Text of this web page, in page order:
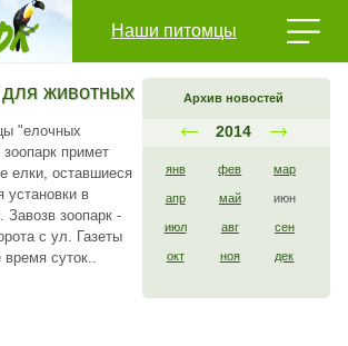
Наши питомцы
Архив новостей
2014
янв фев мар
апр май июн
июл авг сен
окт ноя дек
животных
"елочных
примет
елки, оставшиеся
установки в
Завозв зоопарк -
с ул. Газеты
суток..